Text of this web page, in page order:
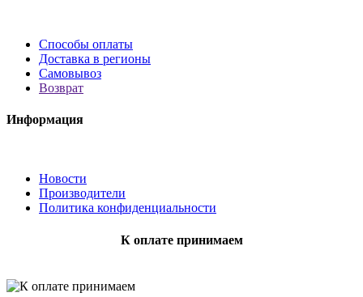
Способы оплаты
Доставка в регионы
Самовывоз
Возврат
Информация
Новости
Производители
Политика конфиденциальности
К оплате принимаем